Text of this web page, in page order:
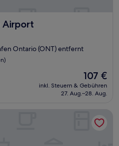
Airport
Ontario (ONT) entfernt
Der
Preis
beträgt
107 €
inkl. Steuern & Gebühren
27. Aug.–28. Aug.